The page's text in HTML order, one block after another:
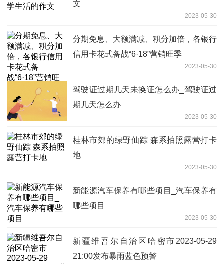
文
2023-05-30
分期免息、大额满减、积分加倍，各银行
信用卡花式备战“6·18”营销旺季
2023-05-30
驾驶证过期几天未换证怎么办_驾驶证过
期几天怎么办
2023-05-30
桂林市郊的绿野仙踪 森系拍照露营打卡
地
2023-05-30
新能源汽车保养有哪些项目_汽车保养有
哪些项目
2023-05-30
新疆维吾尔自治区哈密市2023-05-29
21:00发布暴雨蓝色预警